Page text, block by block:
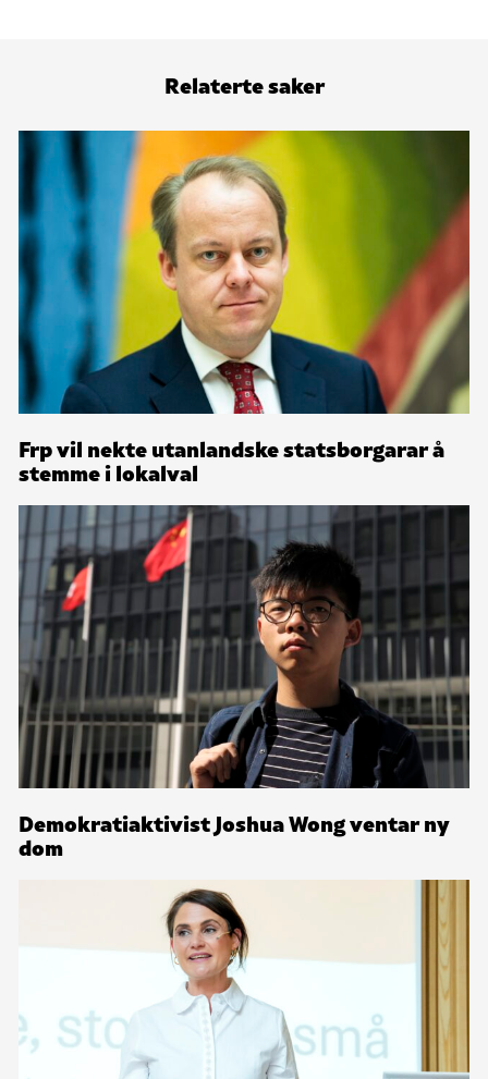
Relaterte saker
Frp vil nekte utanlandske statsborgarar å
stemme i lokalval
Demokratiaktivist Joshua Wong ventar ny
dom